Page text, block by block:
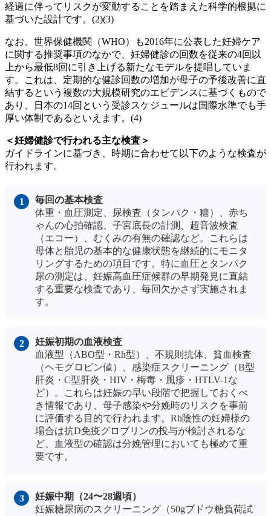
経過に伴ってリスクが変動することを踏まえた科学的根拠に
基づいた設計です。(2)(3)
なお、世界保健機関（WHO）も2016年に公表した妊婦ケア
に関する推奨事項のなかで、妊婦健診の回数を従来の4回以
上から最低8回に引き上げる新たなモデルを提唱していま
す。これは、定期的な健診回数の増加が母子の予後改善に直
結するという複数の大規模研究のエビデンスに基づくもので
あり、日本の14回という受診スケジュールは国際水準でも手
厚い体制であるといえます。(4)
＜妊婦健診で行われる主な検査＞
ガイドラインに基づき、時期に合わせて以下のような検査が
行われます。
毎回の基本検査
体重・血圧測定、尿検査（タンパク・糖）、赤ち
ゃんの心拍確認、子宮底長の計測、超音波検査
（エコー）、むくみの有無の確認など。これらは
母体と胎児の基本的な健康状態を継続的にモニタ
リングするための項目です。特に血圧とタンパク
尿の測定は、妊娠高血圧症候群の早期発見に直結
する重要な検査であり、毎回欠かさず実施されま
す。
妊娠初期の血液検査
血液型（ABO型・Rh型）、不規則抗体、貧血検査
（ヘモグロビン値）、感染症スクリーニング（B型
肝炎・C型肝炎・HIV・梅毒・風疹・HTLV-1な
ど）。これらは妊娠の早い段階で把握しておくべ
き情報であり、母子感染や分娩時のリスクを事前
に評価する目的で行われます。Rh陰性の妊婦様の
場合は抗D免疫グロブリンの投与が検討されるな
ど、血液型の確認は分娩管理においても極めて重
要です。
妊娠中期（24〜28週頃）
妊娠糖尿病のスクリーニング（50gブドウ糖負荷試